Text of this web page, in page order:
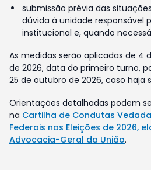
submissão prévia das
dúvida à unidade responsável
institucional e, quando
As medidas serão aplicadas de 4
de 2026, data do primeiro turno,
25 de outubro de 2026, caso haja
Orientações detalhadas podem
na Cartilha de Condutas
Federais nas Eleições de 2026,
Advocacia-Geral da União.